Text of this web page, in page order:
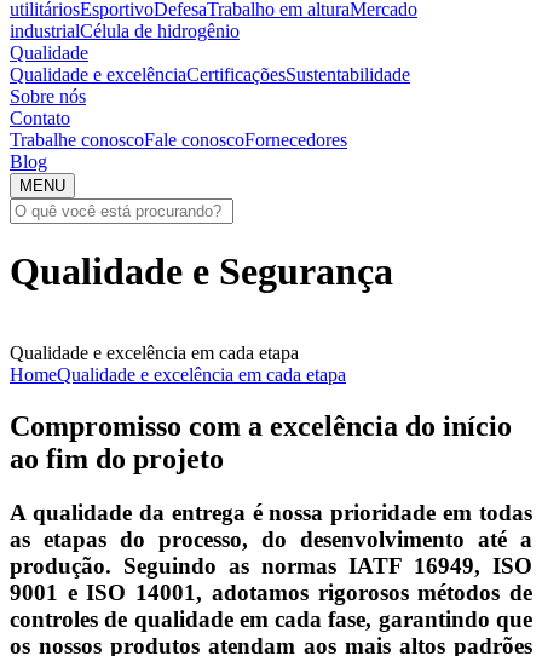
utilitáriosEsportivoDefesaTrabalho em alturaMercado
industrialCélula de hidrogênio
Qualidade
Qualidade e excelênciaCertificaçõesSustentabilidade
Sobre nós
Contato
Trabalhe conoscoFale conoscoFornecedores
Blog
MENU
Qualidade e Segurança
Qualidade e excelência em cada etapa
HomeQualidade e excelência em cada etapa
Compromisso com a excelência do início
ao fim do projeto
A qualidade da entrega é nossa prioridade em todas
as etapas do processo, do desenvolvimento até a
produção. Seguindo as normas IATF 16949, ISO
9001 e ISO 14001, adotamos rigorosos métodos de
controles de qualidade em cada fase, garantindo que
os nossos produtos atendam aos mais altos padrões